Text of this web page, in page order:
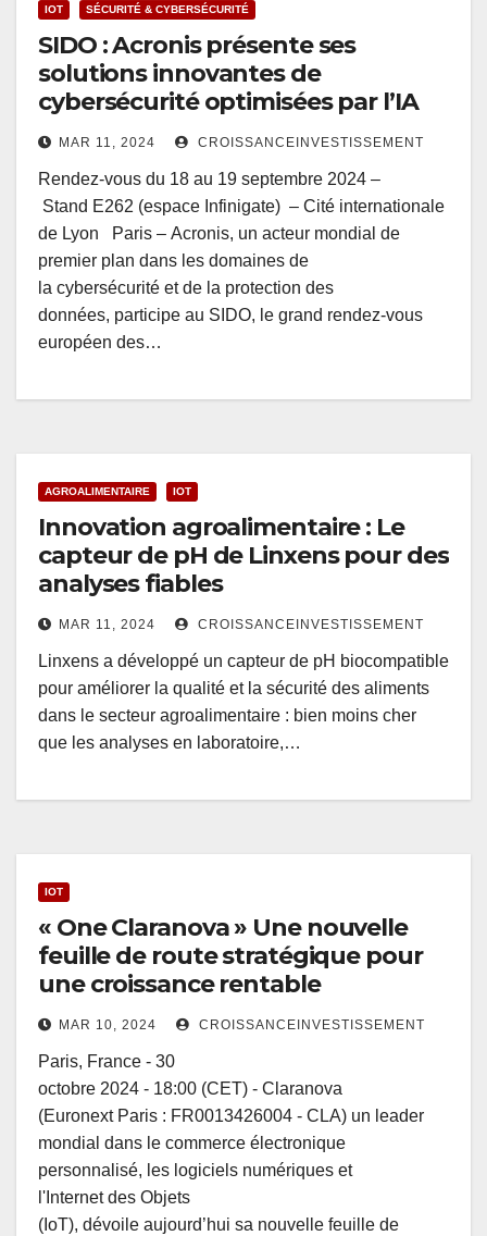
IOT SÉCURITÉ & CYBERSÉCURITÉ
SIDO : Acronis présente ses
solutions innovantes de
cybersécurité optimisées par l’IA
MAR 11, 2024 CROISSANCEINVESTISSEMENT
Rendez-vous du 18 au 19 septembre 2024 –
Stand E262 (espace Infinigate) – Cité internationale
de Lyon Paris – Acronis, un acteur mondial de
premier plan dans les domaines de
la cybersécurité et de la protection des
données, participe au SIDO, le grand rendez-vous
européen des…
AGROALIMENTAIRE IOT
Innovation agroalimentaire : Le
capteur de pH de Linxens pour des
analyses fiables
MAR 11, 2024 CROISSANCEINVESTISSEMENT
Linxens a développé un capteur de pH biocompatible
pour améliorer la qualité et la sécurité des aliments
dans le secteur agroalimentaire : bien moins cher
que les analyses en laboratoire,…
IOT
« One Claranova » Une nouvelle
feuille de route stratégique pour
une croissance rentable
MAR 10, 2024 CROISSANCEINVESTISSEMENT
Paris, France - 30
octobre 2024 - 18:00 (CET) - Claranova
(Euronext Paris : FR0013426004 - CLA) un leader
mondial dans le commerce électronique
personnalisé, les logiciels numériques et
l'Internet des Objets
(IoT), dévoile aujourd’hui sa nouvelle feuille de